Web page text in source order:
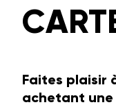
Faites plaisir
achetant